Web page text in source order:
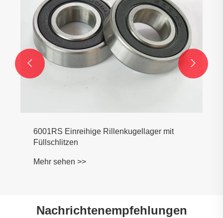
6001RS Einreihige Rillenkugellager mit
Füllschlitzen
Mehr sehen >>
 
Nachrichtenempfehlungen